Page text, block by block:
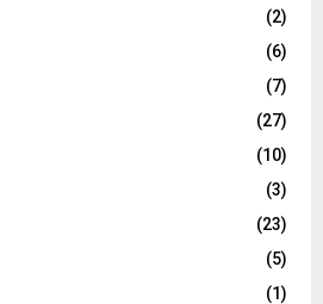
(2)
(6)
(7)
(27)
(10)
(3)
(23)
(5)
(1)